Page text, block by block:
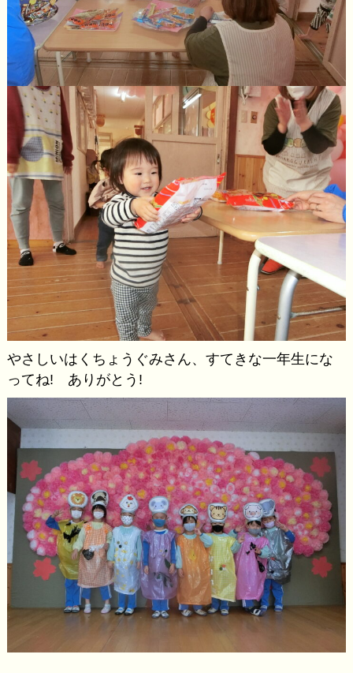
やさしいはくちょうぐみさん、すてきな一年生にな
ってね! ありがとう!